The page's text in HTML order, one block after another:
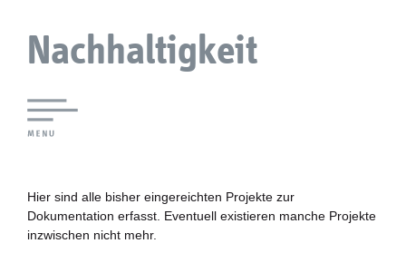
Nachhaltigkeit
Agendaforen
Zukunftsleitlinien
Hier sind alle bisher eingereichten Projekte zur
Dokumentation erfasst. Eventuell existieren manche Projekte
inzwischen nicht mehr.